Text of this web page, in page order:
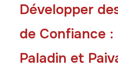
Développer
de Confiance :
Paladin et